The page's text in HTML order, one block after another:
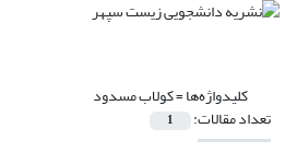
کلیدواژه‌ها =کولاب مسدود
تعداد مقالات: 1